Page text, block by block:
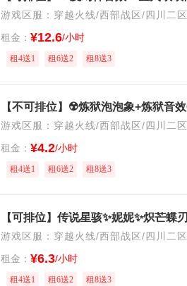
游戏区服：穿越火线/西部战区/四川二区
租金： ¥12.6/小时
租4送1 租6送2 租8送3
游戏区服：穿越火线/西部战区/四川二区
租金： ¥4.2/小时
租4送1 租6送2 租8送3
游戏区服：穿越火线/西部战区/四川二区
租金： ¥6.3/小时
租4送1 租6送2 租8送3